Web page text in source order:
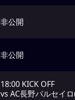
非公開
非公開
18:00 KICK OFF
vs AC長野パルセイ